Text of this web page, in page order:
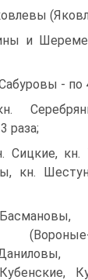
и
- по
раза;
Сицкие, кн.
кн.